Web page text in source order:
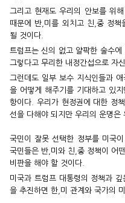
그리고 현재도 우리의 안보를 위
때문에 반,미를 외치고 친,중 정
될 것이다.
트럼프는 신의 없고 얄팍한 술수에
그렇다고 무리한 내정간섭으로 자
그런데도 일부 보수 지식인들과
을 어떻게 해주기를 기대하고 있
항이다. 우리가 현정권에 대한 정
선을 다해야 되지만 우리의 운명은
국민이 잘못 선택한 정부를 미국
국민들은 반,미와 친,중 정책이 어
비판을 해야 할 것이다.
미국과 트럼프 대통령의 정책과
을 추진하면 한,미 관계와 국가의